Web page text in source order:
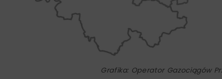
Grafika: Operator Gazociągów